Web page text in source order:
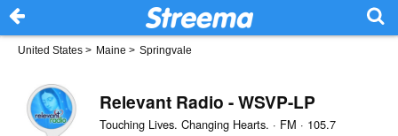
United States > Maine > Springvale
Relevant Radio - WSVP-LP
Touching Lives. Changing Hearts. · FM · 105.7